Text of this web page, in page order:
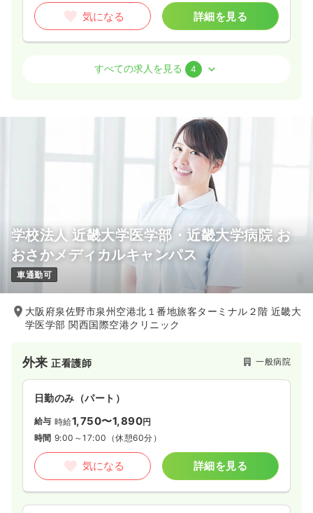
気になる 詳細を見る
正・准看護師
ブランク可 月給36万円以上可
詳細を見る
日勤のみ（パート）
給与 時給 1,500〜1,600
時間 17:00～20:00
日祝休み
ブランク可 時給1,600円以上可
訪問看護 正・准看護師
日勤のみ（常勤）
給与 23.0万円〜/月
※一例
時間 9:00～17:00
すべての求人を見る 4
学校法人 近畿大学医学部・近畿大学病院 お
おさかメディカルキャンパス
車通勤可
大阪府泉佐野市泉州空港北１番地旅客ターミナル２階 近畿大
学医学部 関西国際空港クリニック
外来正看護師 一般病院
日勤のみ（パート）
給与 時給1,750〜1,890円
時間 9:00～17:00 （休憩60分）
気になる 詳細を見る